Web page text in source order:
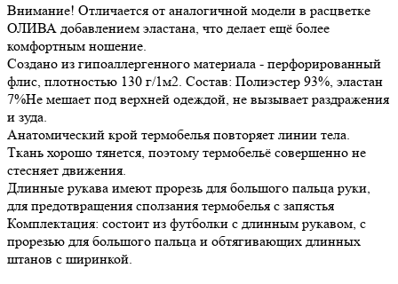
Внимание! Отличается от аналогичной модели в расцветке
ОЛИВА добавлением эластана, что делает ещё более
комфортным ношение.
Создано из гипоаллергенного материала - перфорированный
флис, плотностью 130 г/1м2. Состав: Полиэстер 93%, эластан
7%Не мешает под верхней одеждой, не вызывает раздражения
и зуда.
Анатомический крой термобелья повторяет линии тела.
Ткань хорошо тянется, поэтому термобельё совершенно не
стесняет движения.
Длинные рукава имеют прорезь для большого пальца руки,
для предотвращения сползания термобелья с запястья
Комплектация: состоит из футболки с длинным рукавом, с
прорезью для большого пальца и обтягивающих длинных
штанов с ширинкой.